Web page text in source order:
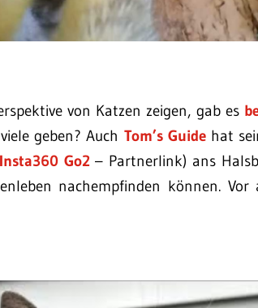
von Katzen zeigen, gab es
geben? Auch Tom’s Guidehat
Insta360 Go2– Partnerlink) ans
nachempfinden können.